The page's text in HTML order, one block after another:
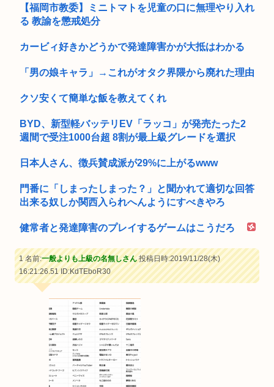
【福岡市教委】ミニトマトを児童の口に無理やり入れ
る 教諭を懲戒処分
カービィ好きかどうかで発達障害かが大抵はわかる
「男の娘キャラ」→これがオタク界隈から廃れた理由
クソ安くて簡単な飯を教えてくれ
BYD、新型軽バッテリEV「ラッコ」が発売たった2
週間で受注1000台超 8割が最上級グレードを選択
日本人さん、徴兵賛成派が29%に上がるwww
門番に「しまったしまった？」と聞かれて適切な回答
出来る奴しか関西入られへんようにすべきやろ
健常者と発達障害のプレイするゲームはこうだろ
1 名前:一般よりも上級の名無しさん投稿日時:2019/11/28(木)
16:21:26.51ID:KdTEboR30